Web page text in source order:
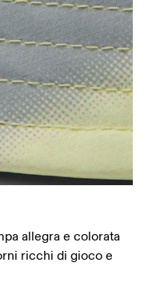
allegra e colorata
ricchi di gioco e